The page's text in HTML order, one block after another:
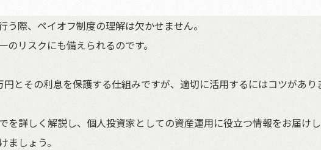
際、ペイオフ制度の理解は欠かせません。
のリスクにも備えられるのです。
とその利息を保護する仕組みですが、適切に活用するにはコツがあり
を詳しく解説し、個人投資家としての資産運用に役立つ情報をお届け
しょう。